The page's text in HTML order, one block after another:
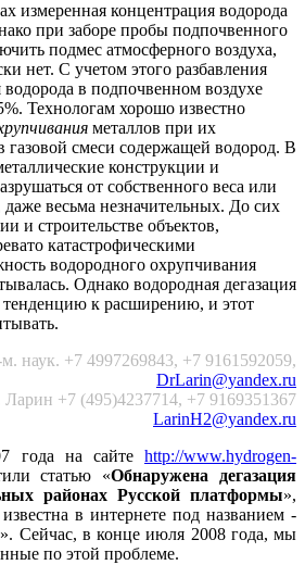
измеренная концентрация водорода
при заборе пробы подпочвенного
подмес атмосферного воздуха,
нет. С учетом этого разбавления
водорода в подпочвенном воздухе
Технологам хорошо известно
металлов при их
газовой смеси содержащей водород. В
конструкции и
от собственного веса или
весьма незначительных. До сих
и строительстве объектов,
катастрофическими
водородного охрупчивания
Однако водородная дегазация
к расширению, и этот
наук. +7 4997269843, +7 9161592059,
DrLarin@yandex.ru
+7 (495)4237714, +7 9169351367
LarinH2@yandex.ru
года на сайте http://www.hydrogen-
статью «Обнаружена дегазация
районах Русской платформы»,
в интернете под названием -
». Сейчас, в конце июля 2008 года, мы
по этой проблеме.